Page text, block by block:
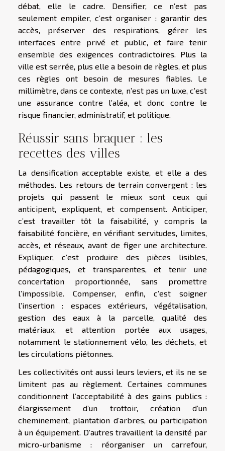
débat, elle le cadre. Densifier, ce n’est pas
seulement empiler, c’est organiser : garantir des
accès, préserver des respirations, gérer les
interfaces entre privé et public, et faire tenir
ensemble des exigences contradictoires. Plus la
ville est serrée, plus elle a besoin de règles, et plus
ces règles ont besoin de mesures fiables. Le
millimètre, dans ce contexte, n’est pas un luxe, c’est
une assurance contre l’aléa, et donc contre le
risque financier, administratif, et politique.
Réussir sans braquer : les
recettes des villes
La densification acceptable existe, et elle a des
méthodes. Les retours de terrain convergent : les
projets qui passent le mieux sont ceux qui
anticipent, expliquent, et compensent. Anticiper,
c’est travailler tôt la faisabilité, y compris la
faisabilité foncière, en vérifiant servitudes, limites,
accès, et réseaux, avant de figer une architecture.
Expliquer, c’est produire des pièces lisibles,
pédagogiques, et transparentes, et tenir une
concertation proportionnée, sans promettre
l’impossible. Compenser, enfin, c’est soigner
l’insertion : espaces extérieurs, végétalisation,
gestion des eaux à la parcelle, qualité des
matériaux, et attention portée aux usages,
notamment le stationnement vélo, les déchets, et
les circulations piétonnes.
Les collectivités ont aussi leurs leviers, et ils ne se
limitent pas au règlement. Certaines communes
conditionnent l’acceptabilité à des gains publics :
élargissement d’un trottoir, création d’un
cheminement, plantation d’arbres, ou participation
à un équipement. D’autres travaillent la densité par
micro-urbanisme : réorganiser un carrefour,